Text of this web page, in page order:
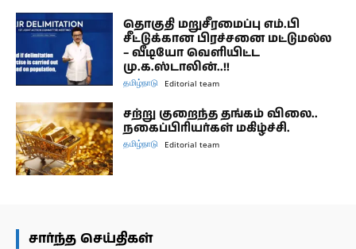
தொகுதி மறுசீரமைப்பு எம்.பி
சீட்டுக்கான பிரச்சனை மட்டுமல்ல
– வீடியோ வெளியிட்ட
மு.க.ஸ்டாலின்..!!
தமிழ்நாடு Editorial team
சற்று குறைந்த தங்கம் விலை..
நகைப்பிரியர்கள் மகிழ்ச்சி.
தமிழ்நாடு Editorial team
சார்ந்த செய்திகள்